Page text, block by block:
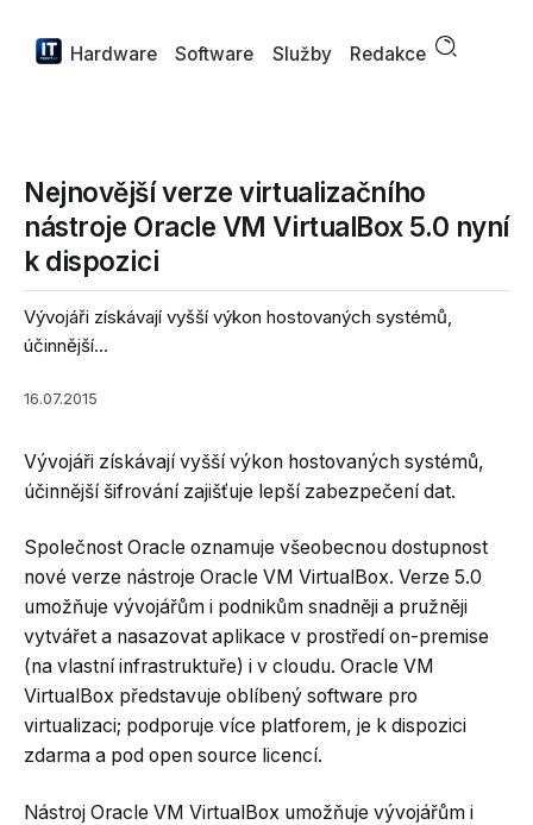
Hardware Software Služby Redakce
Nejnovější verze virtualizačního
nástroje Oracle VM VirtualBox 5.0 nyní
k dispozici
Vývojáři získávají vyšší výkon hostovaných systémů,
účinnější...
16.07.2015
Vývojáři získávají vyšší výkon hostovaných systémů,
účinnější šifrování zajišťuje lepší zabezpečení dat.
Společnost Oracle oznamuje všeobecnou dostupnost
nové verze nástroje Oracle VM VirtualBox. Verze 5.0
umožňuje vývojářům i podnikům snadněji a pružněji
vytvářet a nasazovat aplikace v prostředí on-premise
(na vlastní infrastruktuře) i v cloudu. Oracle VM
VirtualBox představuje oblíbený software pro
virtualizaci; podporuje více platforem, je k dispozici
zdarma a pod open source licencí.
Nástroj Oracle VM VirtualBox umožňuje vývojářům i